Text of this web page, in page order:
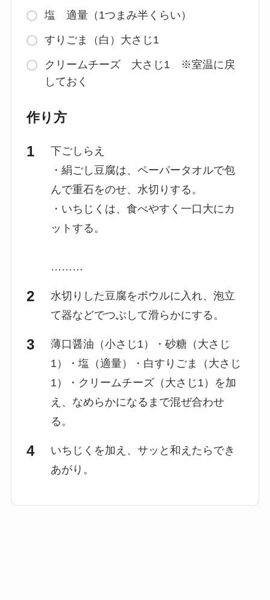
塩 適量（1つまみ半くらい）
すりごま（白）大さじ1
クリームチーズ 大さじ1 ※室温に戻
しておく
作り方
下ごしらえ
・絹ごし豆腐は、ペーパータオルで包
んで重石をのせ、水切りする。
・いちじくは、食べやすく一口大にカ
ットする。
………
水切りした豆腐をボウルに入れ、泡立
て器などでつぶして滑らかにする。
薄口醤油（小さじ1）・砂糖（大さじ
1）・塩（適量）・白すりごま（大さじ
1）・クリームチーズ（大さじ1）を加
え、なめらかになるまで混ぜ合わせ
る。
いちじくを加え、サッと和えたらでき
あがり。